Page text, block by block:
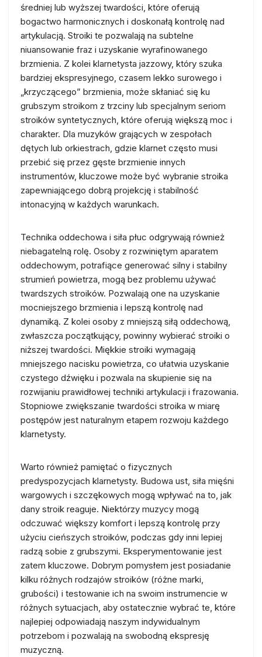
średniej lub wyższej twardości, które oferują
bogactwo harmonicznych i doskonałą kontrolę nad
artykulacją. Stroiki te pozwalają na subtelne
niuansowanie fraz i uzyskanie wyrafinowanego
brzmienia. Z kolei klarnetysta jazzowy, który szuka
bardziej ekspresyjnego, czasem lekko surowego i
„krzyczącego” brzmienia, może skłaniać się ku
grubszym stroikom z trzciny lub specjalnym seriom
stroików syntetycznych, które oferują większą moc i
charakter. Dla muzyków grających w zespołach
dętych lub orkiestrach, gdzie klarnet często musi
przebić się przez gęste brzmienie innych
instrumentów, kluczowe może być wybranie stroika
zapewniającego dobrą projekcję i stabilność
intonacyjną w każdych warunkach.
Technika oddechowa i siła płuc odgrywają również
niebagatelną rolę. Osoby z rozwiniętym aparatem
oddechowym, potrafiące generować silny i stabilny
strumień powietrza, mogą bez problemu używać
twardszych stroików. Pozwalają one na uzyskanie
mocniejszego brzmienia i lepszą kontrolę nad
dynamiką. Z kolei osoby z mniejszą siłą oddechową,
zwłaszcza początkujący, powinny wybierać stroiki o
niższej twardości. Miękkie stroiki wymagają
mniejszego nacisku powietrza, co ułatwia uzyskanie
czystego dźwięku i pozwala na skupienie się na
rozwijaniu prawidłowej techniki artykulacji i frazowania.
Stopniowe zwiększanie twardości stroika w miarę
postępów jest naturalnym etapem rozwoju każdego
klarnetysty.
Warto również pamiętać o fizycznych
predyspozycjach klarnetysty. Budowa ust, siła mięśni
wargowych i szczękowych mogą wpływać na to, jak
dany stroik reaguje. Niektórzy muzycy mogą
odczuwać większy komfort i lepszą kontrolę przy
użyciu cieńszych stroików, podczas gdy inni lepiej
radzą sobie z grubszymi. Eksperymentowanie jest
zatem kluczowe. Dobrym pomysłem jest posiadanie
kilku różnych rodzajów stroików (różne marki,
grubości) i testowanie ich na swoim instrumencie w
różnych sytuacjach, aby ostatecznie wybrać te, które
najlepiej odpowiadają naszym indywidualnym
potrzebom i pozwalają na swobodną ekspresję
muzyczną.